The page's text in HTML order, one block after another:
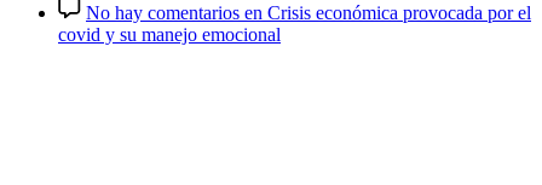
No hay comentarios en Crisis económica provocada por el
covid y su manejo emocional